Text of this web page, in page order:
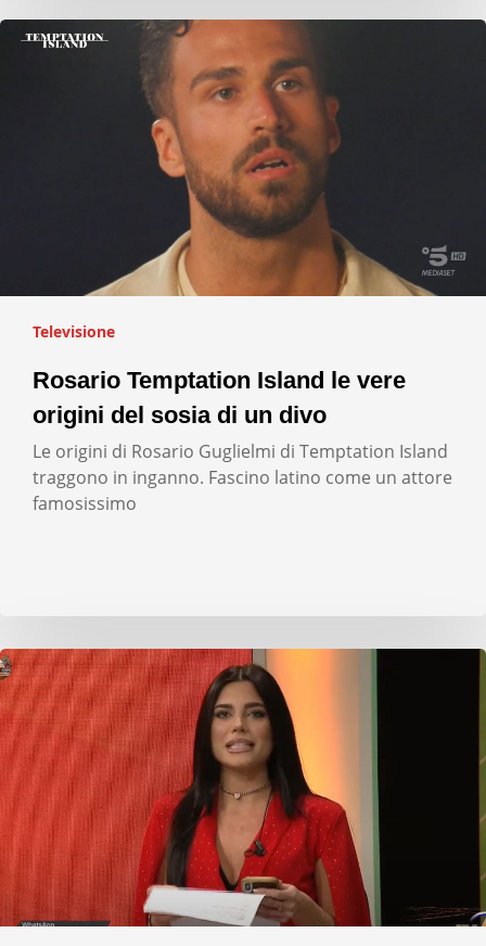
Televisione
Rosario Temptation Island le vere
origini del sosia di un divo
Le origini di Rosario Guglielmi di Temptation Island
traggono in inganno. Fascino latino come un attore
famosissimo